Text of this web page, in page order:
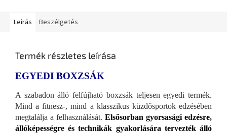
Leírás Beszélgetés
Termék részletes leírása
EGYEDI BOXZSÁK
A szabadon álló felfújható boxzsák teljesen egyedi termék.
Mind a fitnesz-, mind a klasszikus küzdősportok edzésében
megtalálja a felhasználását. Elsősorban gyorsasági edzésre,
állóképességre és technikák gyakorlására tervezték álló